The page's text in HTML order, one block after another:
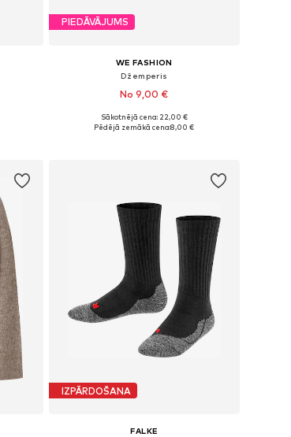
PIEDĀVĀJUMS
WE FASHION
Džemperis
No 9,00 €
Pieejams daudzos izmēros
Sākotnējā cena: 22,00 €
Pēdējā zemākā cena:8,00 €
IZPĀRDOŠANA
FALKE